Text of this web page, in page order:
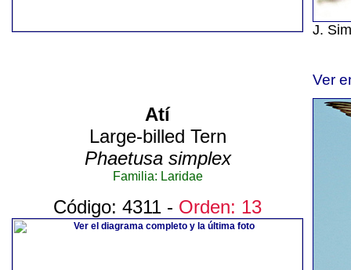
J.
Ver
Atí
Large-billed Tern
Phaetusa simplex
Familia: Laridae
Código: 4311 - Orden: 13